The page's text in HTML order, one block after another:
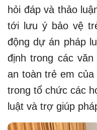
hỏi đáp và thảo
tới lưu ý bảo vệ
động dự án pháp
định trong các
an toàn trẻ em
trong tổ chức các
luật và trợ giúp